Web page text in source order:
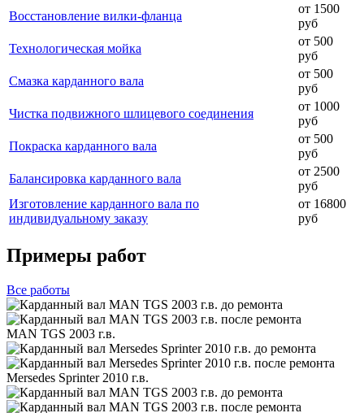
Восстановление вилки-фланца
от 1500
руб
Технологическая мойка
от 500
руб
Смазка карданного вала
от 500
руб
Чистка подвижного шлицевого соединения
от 1000
руб
Покраска карданного вала
от 500
руб
Балансировка карданного вала
от 2500
руб
Изготовление карданного вала по
индивидуальному заказу
от 16800
руб
Примеры работ
Все работы
MAN TGS 2003 г.в.
Mersedes Sprinter 2010 г.в.